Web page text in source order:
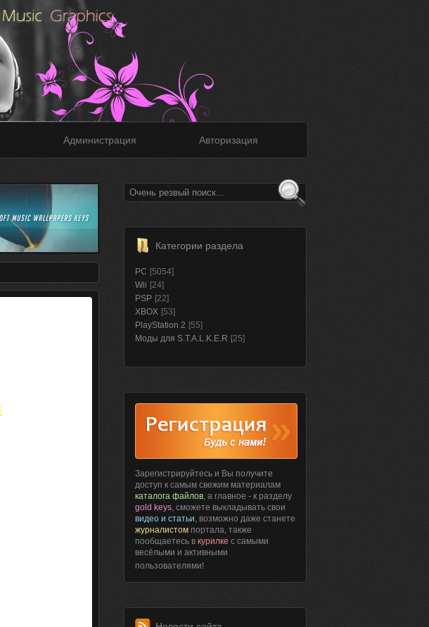
Администрация Авторизация
Категории раздела
PC [5054]
Wii [24]
PSP [22]
XBOX [53]
PlayStation 2 [55]
Моды для S.T.A.L.K.E.R [25]
Зарегистрируйтесь и Вы получите
доступ к самым свежим материалам
каталога файлов, а главное - к разделу
gold keys, сможете выкладывать свои
видео и статьи, возможно даже станете
журналистом портала, также
пообщаетесь в курилке с самыми
весёлыми и активными
пользователями!